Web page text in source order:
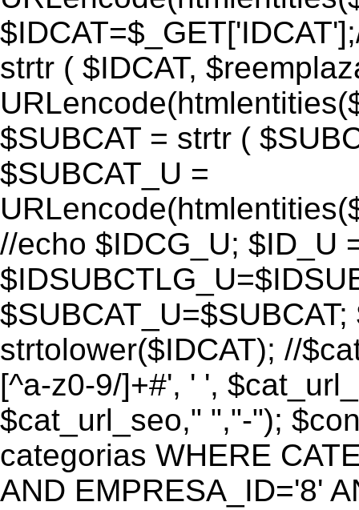
strtr ( $IDCAT,
$SUBCAT = strtr (
$SUBCAT_U =
//echo $IDCG_U; $ID_U
strtolower($IDCAT); //
[^a-z0-9/]+#', ' ',
$cat_url_seo," ","-");
categorias WHERE
AND EMPRESA_ID='8'